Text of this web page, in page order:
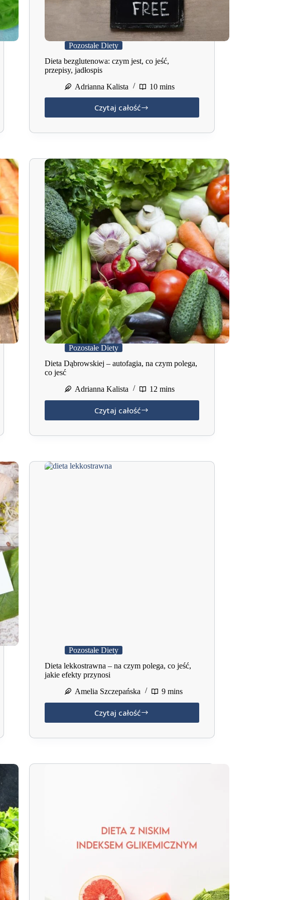
Pozostałe Diety
Dieta bezglutenowa: czym jest, co jeść,
przepisy, jadłospis
Adrianna Kalista
10 mins
Czytaj całość
Dieta
czym
jeść,
przepisy,
jadłospis
Pozostałe Diety
Dieta Dąbrowskiej – autofagia, na czym polega,
co jesć
Adrianna Kalista
12 mins
Czytaj całość
Dieta
–
czym
Pozostałe Diety
Dieta lekkostrawna – na czym polega, co jeść,
jakie efekty przynosi
Amelia Szczepańska
9 mins
Czytaj całość
Dieta
–
polega,